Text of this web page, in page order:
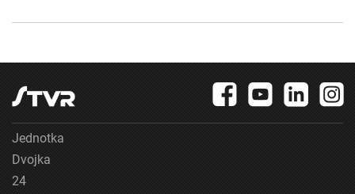
Jednotka
Dvojka
24